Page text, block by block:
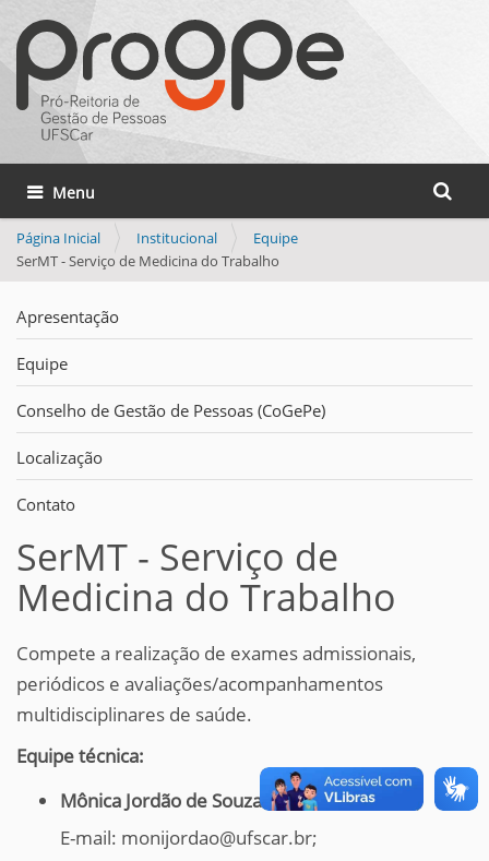
Busca
Busca
Toggle navigation
Página Inicial Institucional
Equipe
SerMT - Serviço de Medicina do Trabalho
Apresentação
Equipe
Conselho de Gestão de Pessoas (CoGePe)
Localização
Contato
SerMT - Serviço de
Medicina do Trabalho
Compete a realização de exames admissionais,
periódicos e avaliações/acompanhamentos
multidisciplinares de saúde.
Equipe técnica:
Mônica Jordão de Souza Pinto(Enfermeira)
E-mail: monijordao@ufscar.br;